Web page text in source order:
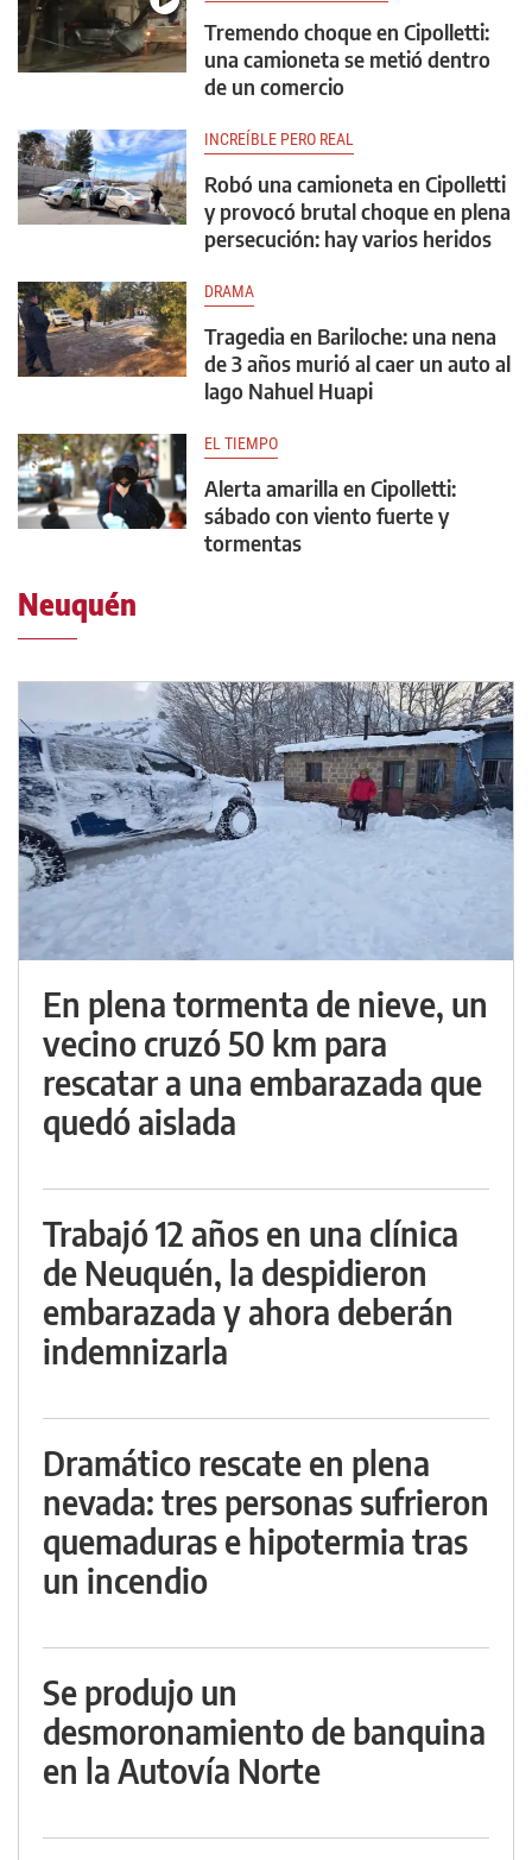
Tremendo choque en Cipolletti:
una camioneta se metió dentro
de un comercio
INCREÍBLE PERO REAL
Robó una camioneta en Cipolletti
y provocó brutal choque en plena
persecución: hay varios heridos
DRAMA
Tragedia en Bariloche: una nena
de 3 años murió al caer un auto al
lago Nahuel Huapi
EL TIEMPO
Alerta amarilla en Cipolletti:
sábado con viento fuerte y
tormentas
Neuquén
En plena tormenta de nieve, un
vecino cruzó 50 km para
rescatar a una embarazada que
quedó aislada
Trabajó 12 años en una clínica
de Neuquén, la despidieron
embarazada y ahora deberán
indemnizarla
Dramático rescate en plena
nevada: tres personas sufrieron
quemaduras e hipotermia tras
un incendio
Se produjo un
desmoronamiento de banquina
en la Autovía Norte